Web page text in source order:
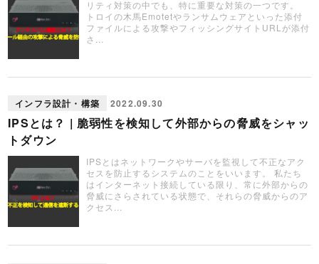
リティ対策の中でも、特に重要な対策の一つです。
トロイの木馬Emotetやランサムウェアといった添付
ファイルによる攻撃やフィッシングサイトURLが添付
さ...
インフラ設計・構築 2022.09.30
IPSとは？ | 脆弱性を検知して外部からの脅威をシャッ
トダウン
IPSとはネットワークやサーバを監視して不正なアク
セスを防止するシステムのことをいいます。 私たち
はインターネット接続している限り、常に外部からの
脅威にさらされている状態で、それらの脅威からのア
クセス...